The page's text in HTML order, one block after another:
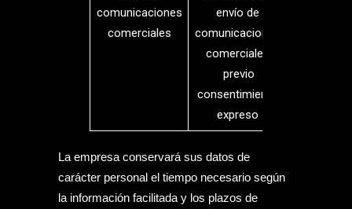
comunicaciones
comerciales
envío de
comunicaciones
comerciales
previo
consentimiento
expreso
La empresa conservará sus datos de
carácter personal el tiempo necesario según
la información facilitada y los plazos de